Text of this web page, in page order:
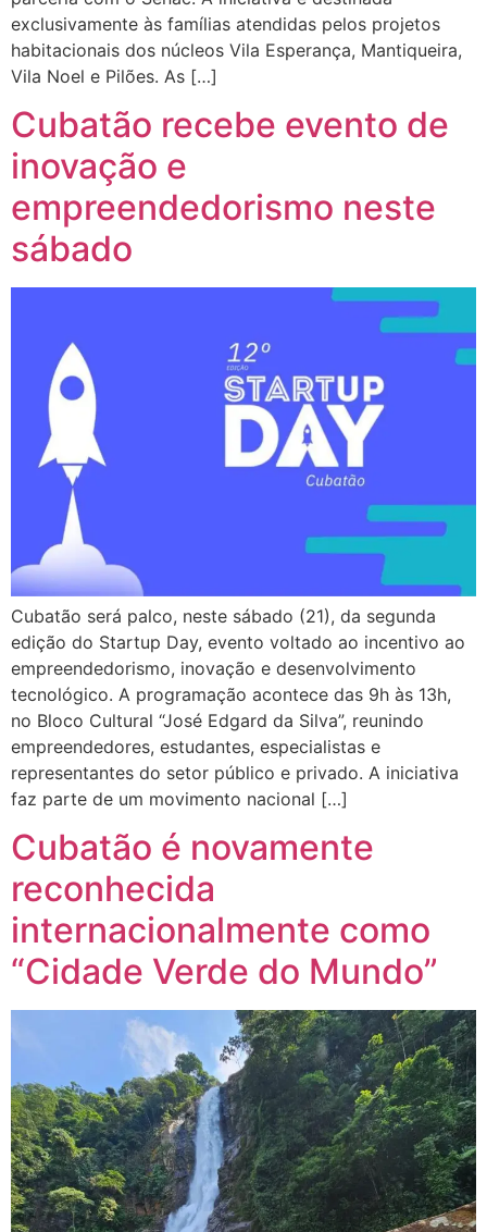
exclusivamente às famílias atendidas pelos projetos
habitacionais dos núcleos Vila Esperança, Mantiqueira,
Vila Noel e Pilões. As […]
Cubatão recebe evento de
inovação e
empreendedorismo neste
sábado
Cubatão será palco, neste sábado (21), da segunda
edição do Startup Day, evento voltado ao incentivo ao
empreendedorismo, inovação e desenvolvimento
tecnológico. A programação acontece das 9h às 13h,
no Bloco Cultural “José Edgard da Silva”, reunindo
empreendedores, estudantes, especialistas e
representantes do setor público e privado. A iniciativa
faz parte de um movimento nacional […]
Cubatão é novamente
reconhecida
internacionalmente como
“Cidade Verde do Mundo”